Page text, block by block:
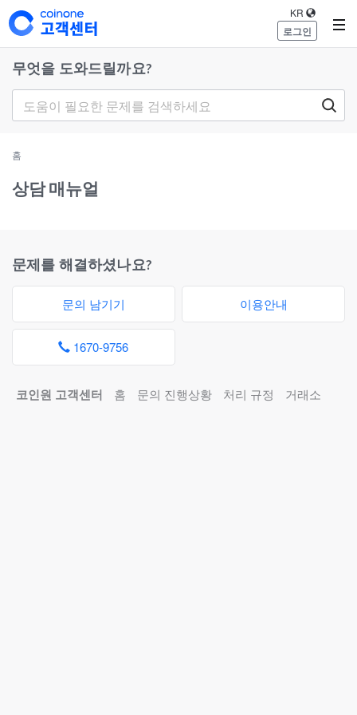
로그인
KR
무엇을 도와드릴까요?
홈
상담 매뉴얼
문제를 해결하셨나요?
문의 남기기 이용안내
1670-9756
코인원 고객센터 홈 문의 진행상황 처리 규정 거래소